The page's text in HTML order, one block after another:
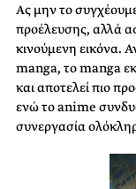
Ας μην το
προέλευσης, αλλά
κινούμενη εικόνα.
manga, το manga
και αποτελεί πιο
ενώ το anime
συνεργασία